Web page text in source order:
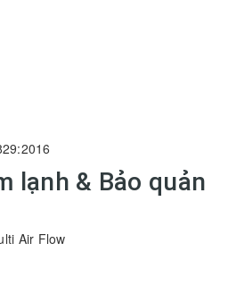
lạnh & Bảo quản
Air Flow